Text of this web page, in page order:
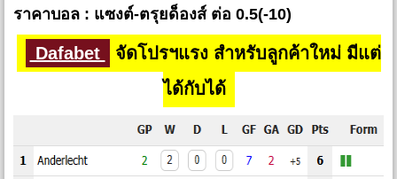
ราคาบอล : แซงต์-ตรุยด็องส์ ต่อ 0.5(-10)
Dafabet
จัดโปรฯแรง สำหรับลูกค้าใหม่ มีแต่
ได้กับได้